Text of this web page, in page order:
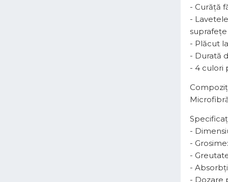
- Curăță
-
- Plăcut
- Durată
- 4 culori
-
-
-
-
- Dozare